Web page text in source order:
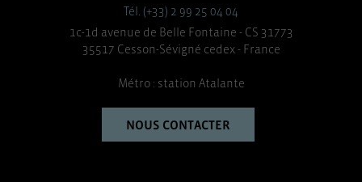
Tél. (+33) 2 99 25 04 04
1c-1d avenue de Belle Fontaine - CS 31773
35517 Cesson-Sévigné cedex - France
Métro : station Atalante
NOUS CONTACTER